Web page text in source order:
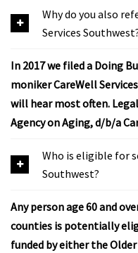
Why do you also
Services
In 2017 we filed a Doing
moniker CareWell
will hear most often.
Agency on Aging, d/b/a
Who is eligible for
Southwest?
Any person age 60 and
counties is potentially
funded by either the